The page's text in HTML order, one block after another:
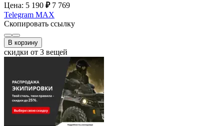
Цена: 5 190 ₽ 7 769
Telegram MAX
Скопировать ссылку
В корзину
скидки от 3 вещей